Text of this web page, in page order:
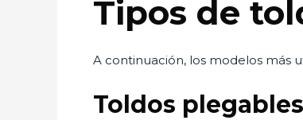
Tipos de
A continuación, los modelos más
Toldos plegables